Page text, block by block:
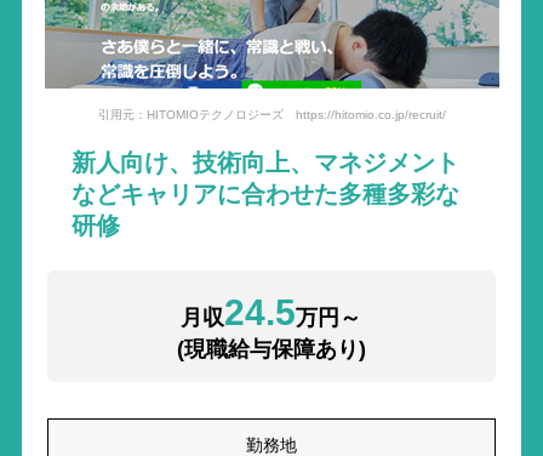
引用元：HITOMIOテクノロジーズ https://hitomio.co.jp/recruit/
新人向け、技術向上、マネジメント
などキャリアに合わせた多種多彩な
研修
月収24.5万円～
(現職給与保障あり)
勤務地